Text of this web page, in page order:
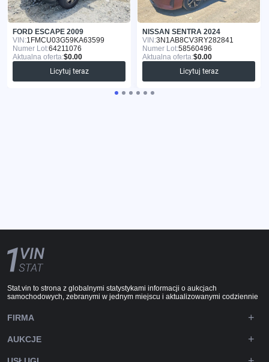
FORD ESCAPE 2009
VIN:1FMCU03G59KA63599
Numer Lot:64211076
Aktualna oferta:$0.00
Licytuj teraz
NISSAN SENTRA 2024
VIN:3N1AB8CV3RY282841
Numer Lot:58560496
Aktualna oferta:$0.00
Licytuj teraz
Stat.vin to strona z globalnymi statystykami informacji o aukcjach
samochodowych, zebranymi w jednym miejscu i aktualizowanymi codziennie
FIRMA
AUKCJE